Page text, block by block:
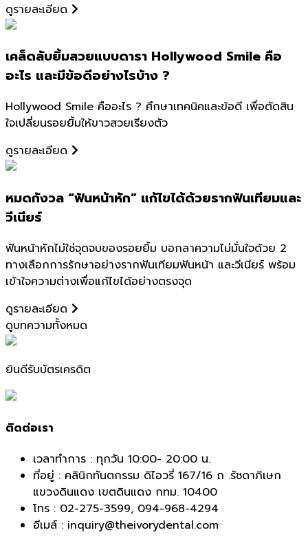
ดูรายละเอียด
เคล็ดลับยิ้มสวยแบบดารา Hollywood Smile คือ
อะไร และมีข้อดีอย่างไรบ้าง ?
Hollywood Smile คืออะไร ? ศึกษาเทคนิคและข้อดี เพื่อตัดสิน
ใจเปลี่ยนรอยยิ้มให้ขาวสวยเรียงตัว
ดูรายละเอียด
หมดกังวล “ฟันหน้าหัก” แก้ไขได้ด้วยรากฟันเทียมและ
วีเนียร์
ฟันหน้าหักไม่ใช่จุดจบของรอยยิ้ม บอกลาความไม่มั่นใจด้วย 2
ทางเลือกการรักษาอย่างรากฟันเทียมฟันหน้า และวีเนียร์ พร้อม
เข้าใจความต่างเพื่อแก้ไขได้อย่างตรงจุด
ดูรายละเอียด
ดูบทความทั้งหมด
ยินดีรับบัตรเครดิต
ติดต่อเรา
เวลาทำการ : ทุกวัน 10:00- 20:00 น.
ที่อยู่ : คลินิกทันตกรรม ดิไอวรี่ 167/16 ถ .รัชดาภิเษก
แขวงดินแดง เขตดินแดง กทม. 10400
โทร : 02-275-3599, 094-968-4294
อีเมล์ : inquiry@theivorydental.com